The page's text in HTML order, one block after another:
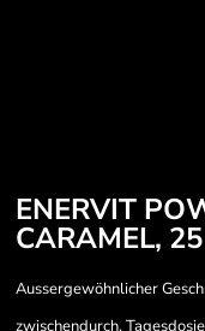
ENERVIT
CARAMEL,
Aussergewöhnlicher
zwischendurch.